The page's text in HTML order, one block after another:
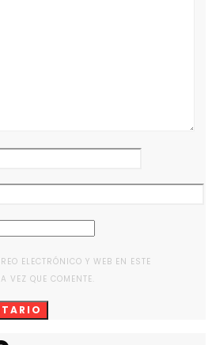
ELECTRÓNICO Y WEB EN ESTE
VEZ QUE COMENTE.